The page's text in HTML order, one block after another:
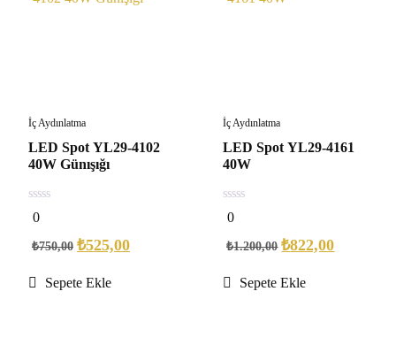
İç Aydınlatma
LED Spot YL29-4102
40W Günışığı
0
out
5
0
₺750,00 ₺525,00
Sepete Ekle
İç Aydınlatma
LED Spot YL29-4161
40W
0
out
5
0
₺1.200,00 ₺822,00
Sepete Ekle